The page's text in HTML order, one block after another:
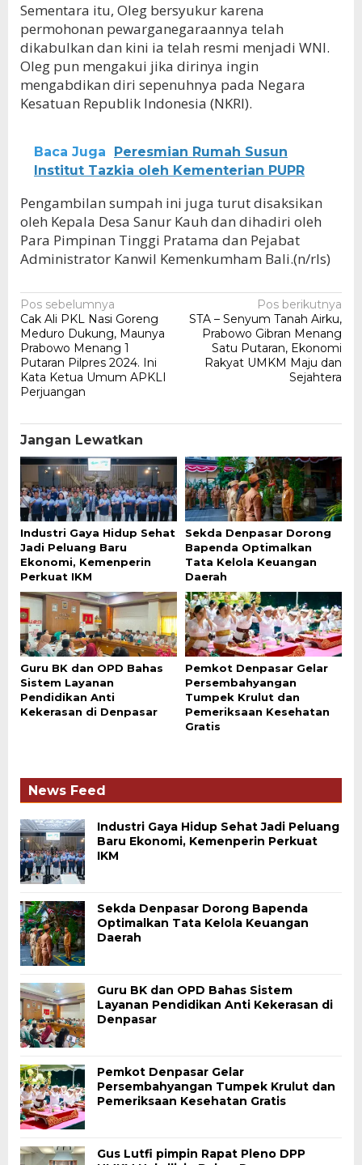
Sementara itu, Oleg bersyukur karena
permohonan pewarganegaraannya telah
dikabulkan dan kini ia telah resmi menjadi WNI.
Oleg pun mengakui jika dirinya ingin
mengabdikan diri sepenuhnya pada Negara
Kesatuan Republik Indonesia (NKRI).
Baca Juga
Peresmian Rumah Susun
Institut Tazkia oleh Kementerian PUPR
Pengambilan sumpah ini juga turut disaksikan
oleh Kepala Desa Sanur Kauh dan dihadiri oleh
Para Pimpinan Tinggi Pratama dan Pejabat
Administrator Kanwil Kemenkumham Bali.(n/rls)
Navigasi
pos
Pos sebelumnya
Cak Ali PKL Nasi Goreng
Meduro Dukung, Maunya
Prabowo Menang 1
Putaran Pilpres 2024. Ini
Kata Ketua Umum APKLI
Perjuangan
Pos berikutnya
STA – Senyum Tanah Airku,
Prabowo Gibran Menang
Satu Putaran, Ekonomi
Rakyat UMKM Maju dan
Sejahtera
Jangan Lewatkan
Industri Gaya Hidup Sehat
Jadi Peluang Baru
Ekonomi, Kemenperin
Perkuat IKM
Sekda Denpasar Dorong
Bapenda Optimalkan
Tata Kelola Keuangan
Daerah
Guru BK dan OPD Bahas
Sistem Layanan
Pendidikan Anti
Kekerasan di Denpasar
Pemkot Denpasar Gelar
Persembahyangan
Tumpek Krulut dan
Pemeriksaan Kesehatan
Gratis
News Feed
Industri Gaya Hidup Sehat Jadi Peluang
Baru Ekonomi, Kemenperin Perkuat
IKM
Sekda Denpasar Dorong Bapenda
Optimalkan Tata Kelola Keuangan
Daerah
Guru BK dan OPD Bahas Sistem
Layanan Pendidikan Anti Kekerasan di
Denpasar
Pemkot Denpasar Gelar
Persembahyangan Tumpek Krulut dan
Pemeriksaan Kesehatan Gratis
Gus Lutfi pimpin Rapat Pleno DPP